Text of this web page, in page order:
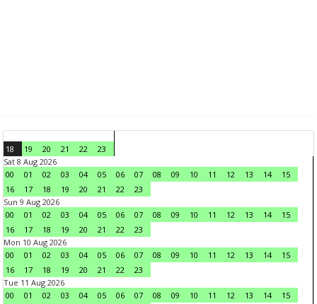
18 19 20 21 22
23
Sat 8 Aug 2026
00
01 02 03 04 05 06 07 08 09 10 11 12 13 14
15
16
17 18 19 20 21 22
23
Sun 9 Aug 2026
00
01 02 03 04 05 06 07 08 09 10 11 12 13 14
15
16
17 18 19 20 21 22
23
Mon 10 Aug 2026
00
01 02 03 04 05 06 07 08 09 10 11 12 13 14
15
16
17 18 19 20 21 22
23
Tue 11 Aug 2026
00
01 02 03 04 05 06 07 08 09 10 11 12 13 14
15